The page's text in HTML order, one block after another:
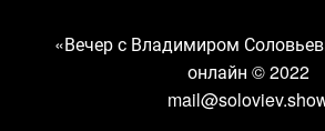
«Вечер с Владимиром
онлайн © 2022